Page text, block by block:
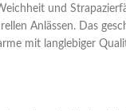
und
Anlässen. Das
mit langlebiger